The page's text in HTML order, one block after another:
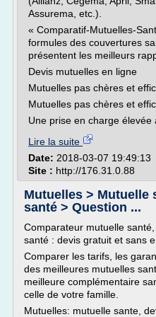
Assurema, etc.).
« Comparatif-Mutuelles-
formules des couvertures
présentent les meilleurs
Devis mutuelles en ligne
Mutuelles pas chères et
Mutuelles pas chères et
Une prise en charge élevée
Lire la suite
Date: 2018-03-07 19:49:13
Site : http://176.31.0.88
Mutuelles > Mutuelle
santé > Question ...
Comparateur mutuelle
santé : devis gratuit et sans
Comparer les tarifs, les
des meilleures mutuelles
meilleure complémentaire
celle de votre famille.
Mutuelles: mutuelle sante,